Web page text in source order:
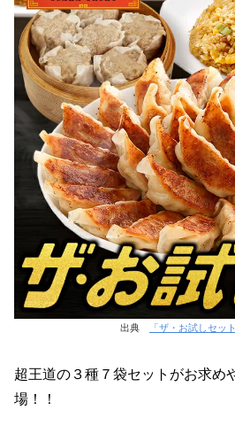
出典 「ザ・お試しセット
超王道の３種７袋セットがお求め
場！！